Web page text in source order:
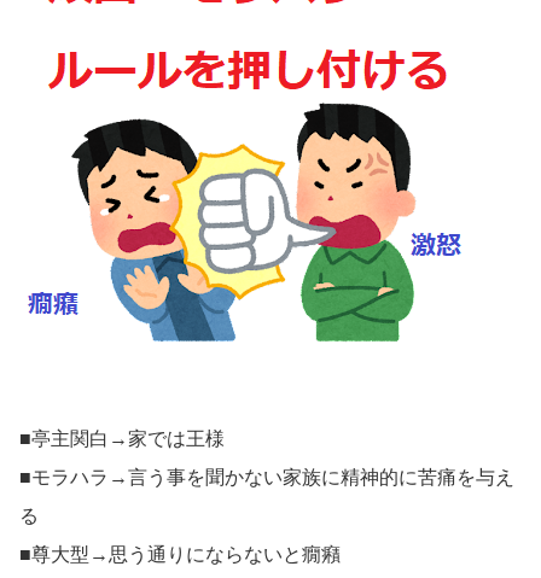
■亭主関白→家では王様
■モラハラ→言う事を聞かない家族に精神的に苦痛を与え
る
■尊大型→思う通りにならないと癇癪